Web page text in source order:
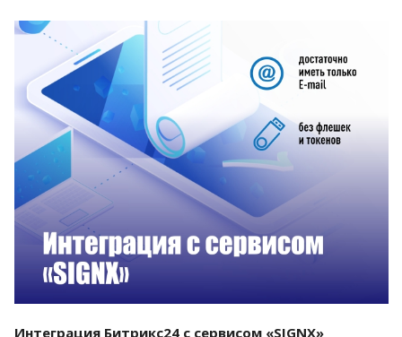
Смотреть проект
Интеграция Битрикс24 с сервисом «SIGNX»